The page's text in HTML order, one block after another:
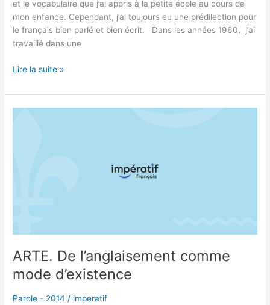
et le vocabulaire que j’ai appris à la petite école au cours de
mon enfance. Cependant, j’ai toujours eu une prédilection pour
le français bien parlé et bien écrit. Dans les années 1960, j’ai
travaillé dans une
Lire la suite »
ARTE. De l’anglaisement comme
mode d’existence
Parole - 2014 / imperatif